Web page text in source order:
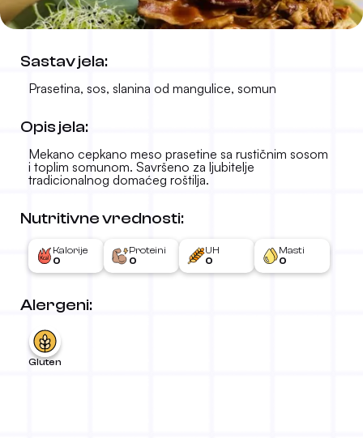
Cepkano prase sa salatom
1.690 RSD
Sastav jela:
Prasetina, sos, slanina od mangulice, somun
Opis jela:
Mekano cepkano meso prasetine sa rustičnim sosom
i toplim somunom. Savršeno za ljubitelje
tradicionalnog domaćeg roštilja.
Nutritivne vrednosti:
Kalorije
0
Proteini
0
UH
0
Masti
0
Alergeni:
Gluten